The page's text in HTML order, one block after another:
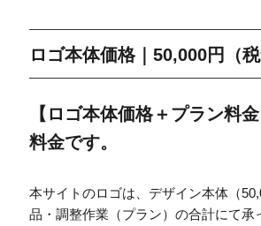
ロゴ本体価格｜50,000円（税
【ロゴ本体価格＋プラン料
料金です。
本サイトのロゴは、デザイン本体（
品・調整作業（プラン）の合計にて承